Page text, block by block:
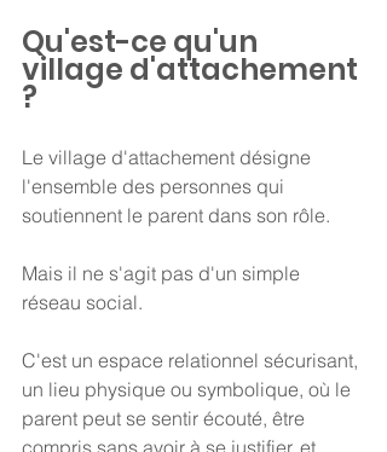
Qu'est-ce qu'un
village d'attachement
?
Le village d'attachement désigne
l'ensemble des personnes qui
soutiennent le parent dans son rôle.
Mais il ne s'agit pas d'un simple
réseau social.
C'est un espace relationnel sécurisant,
un lieu physique ou symbolique, où le
parent peut se sentir écouté, être
compris sans avoir à se justifier, et